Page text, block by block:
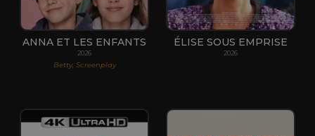
ANNA ET LES ENFANTS
2026
Betty, Screenplay
ÉLISE SOUS EMPRISE
2026